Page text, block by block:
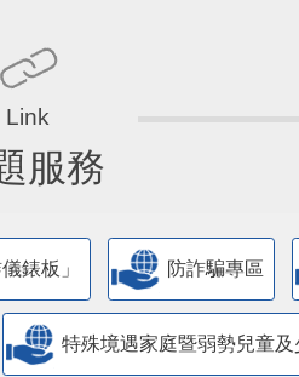
服務
錶板」 防詐騙專區
特殊境遇家庭暨弱勢兒童